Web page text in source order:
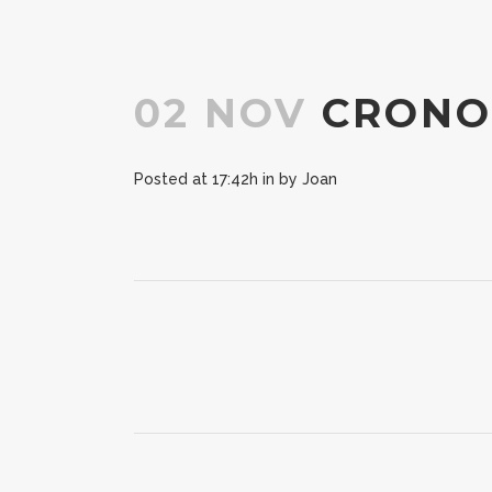
02 NOV
Posted at 17:42h in by Joan